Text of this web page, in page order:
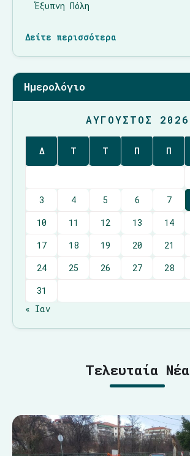
Έξυπνη Πόλη
Δείτε περισσότερα
Ημερολόγιο
ΑΎΓΟΥΣΤΟΣ 2026
Δ Τ Τ Π Π
3
4 5 6 7
10
11 12 13 14
17
18 19 20 21
24
25 26 27 28
31
« Ιαν
Τελευταία Νέα